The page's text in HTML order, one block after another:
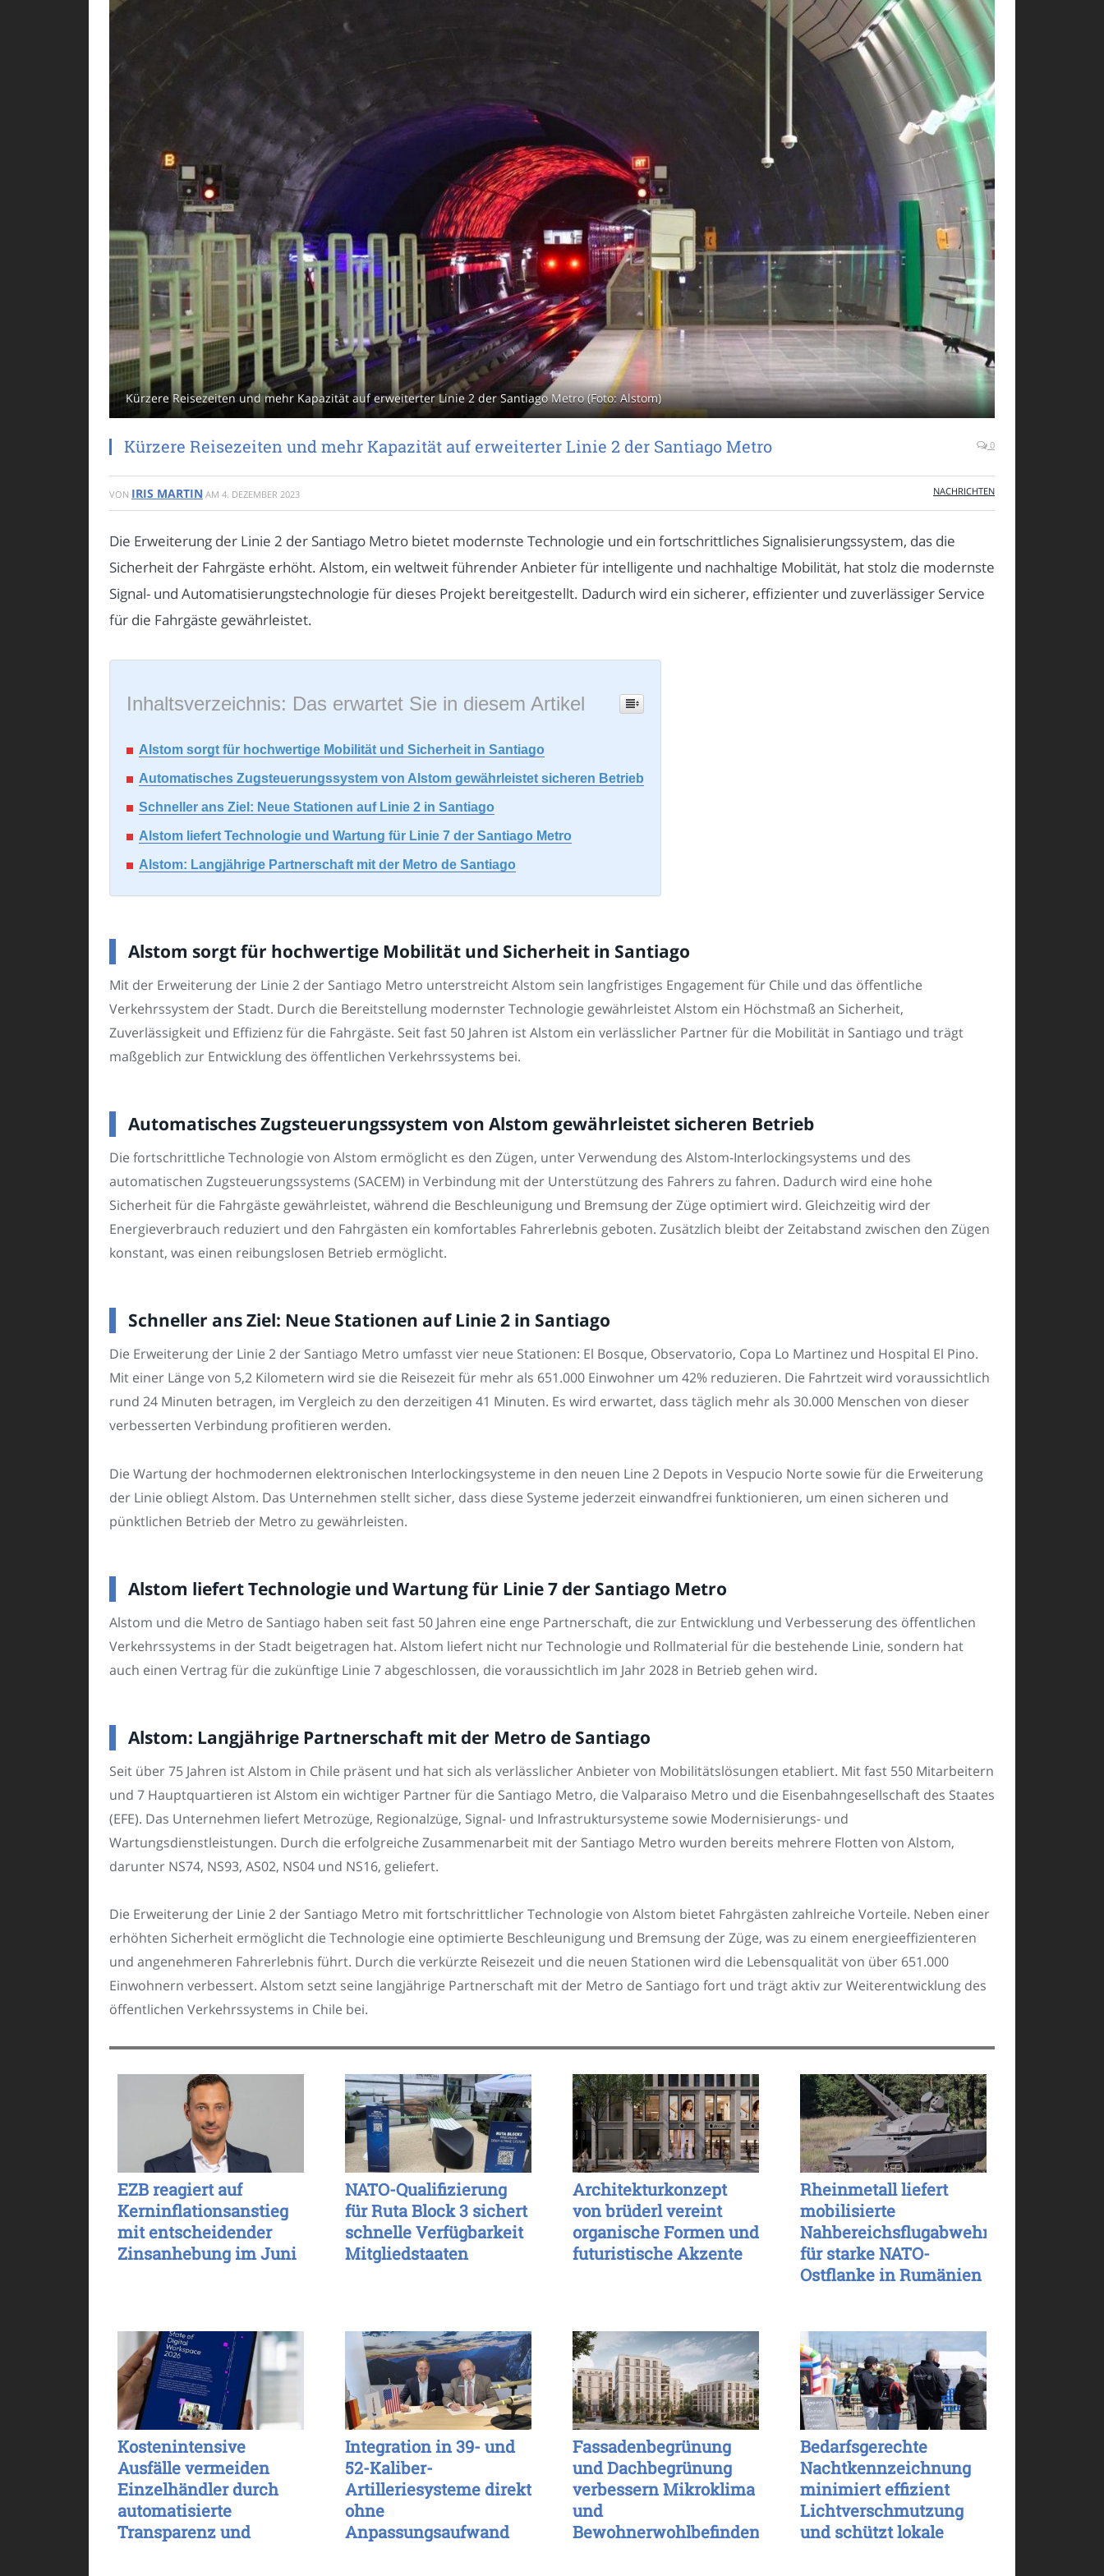
Kürzere Reisezeiten und mehr Kapazität auf erweiterter Linie 2 der Santiago Metro (Foto: Alstom)
Kürzere Reisezeiten und mehr Kapazität auf erweiterter Linie 2 der Santiago Metro 0
VON IRIS MARTIN AM 4. DEZEMBER 2023 NACHRICHTEN
Die Erweiterung der Linie 2 der Santiago Metro bietet modernste Technologie und ein fortschrittliches Signalisierungssystem, das die
Sicherheit der Fahrgäste erhöht. Alstom, ein weltweit führender Anbieter für intelligente und nachhaltige Mobilität, hat stolz die modernste
Signal- und Automatisierungstechnologie für dieses Projekt bereitgestellt. Dadurch wird ein sicherer, effizienter und zuverlässiger Service
für die Fahrgäste gewährleistet.
Inhaltsverzeichnis: Das erwartet Sie in diesem Artikel
Alstom sorgt für hochwertige Mobilität und Sicherheit in Santiago
Automatisches Zugsteuerungssystem von Alstom gewährleistet sicheren Betrieb
Schneller ans Ziel: Neue Stationen auf Linie 2 in Santiago
Alstom liefert Technologie und Wartung für Linie 7 der Santiago Metro
Alstom: Langjährige Partnerschaft mit der Metro de Santiago
Alstom sorgt für hochwertige Mobilität und Sicherheit in Santiago
Mit der Erweiterung der Linie 2 der Santiago Metro unterstreicht Alstom sein langfristiges Engagement für Chile und das öffentliche
Verkehrssystem der Stadt. Durch die Bereitstellung modernster Technologie gewährleistet Alstom ein Höchstmaß an Sicherheit,
Zuverlässigkeit und Effizienz für die Fahrgäste. Seit fast 50 Jahren ist Alstom ein verlässlicher Partner für die Mobilität in Santiago und trägt
maßgeblich zur Entwicklung des öffentlichen Verkehrssystems bei.
Automatisches Zugsteuerungssystem von Alstom gewährleistet sicheren Betrieb
Die fortschrittliche Technologie von Alstom ermöglicht es den Zügen, unter Verwendung des Alstom-Interlockingsystems und des
automatischen Zugsteuerungssystems (SACEM) in Verbindung mit der Unterstützung des Fahrers zu fahren. Dadurch wird eine hohe
Sicherheit für die Fahrgäste gewährleistet, während die Beschleunigung und Bremsung der Züge optimiert wird. Gleichzeitig wird der
Energieverbrauch reduziert und den Fahrgästen ein komfortables Fahrerlebnis geboten. Zusätzlich bleibt der Zeitabstand zwischen den Zügen
konstant, was einen reibungslosen Betrieb ermöglicht.
Schneller ans Ziel: Neue Stationen auf Linie 2 in Santiago
Die Erweiterung der Linie 2 der Santiago Metro umfasst vier neue Stationen: El Bosque, Observatorio, Copa Lo Martinez und Hospital El Pino.
Mit einer Länge von 5,2 Kilometern wird sie die Reisezeit für mehr als 651.000 Einwohner um 42% reduzieren. Die Fahrtzeit wird voraussichtlich
rund 24 Minuten betragen, im Vergleich zu den derzeitigen 41 Minuten. Es wird erwartet, dass täglich mehr als 30.000 Menschen von dieser
verbesserten Verbindung profitieren werden.
Die Wartung der hochmodernen elektronischen Interlockingsysteme in den neuen Line 2 Depots in Vespucio Norte sowie für die Erweiterung
der Linie obliegt Alstom. Das Unternehmen stellt sicher, dass diese Systeme jederzeit einwandfrei funktionieren, um einen sicheren und
pünktlichen Betrieb der Metro zu gewährleisten.
Alstom liefert Technologie und Wartung für Linie 7 der Santiago Metro
Alstom und die Metro de Santiago haben seit fast 50 Jahren eine enge Partnerschaft, die zur Entwicklung und Verbesserung des öffentlichen
Verkehrssystems in der Stadt beigetragen hat. Alstom liefert nicht nur Technologie und Rollmaterial für die bestehende Linie, sondern hat
auch einen Vertrag für die zukünftige Linie 7 abgeschlossen, die voraussichtlich im Jahr 2028 in Betrieb gehen wird.
Alstom: Langjährige Partnerschaft mit der Metro de Santiago
Seit über 75 Jahren ist Alstom in Chile präsent und hat sich als verlässlicher Anbieter von Mobilitätslösungen etabliert. Mit fast 550 Mitarbeitern
und 7 Hauptquartieren ist Alstom ein wichtiger Partner für die Santiago Metro, die Valparaiso Metro und die Eisenbahngesellschaft des Staates
(EFE). Das Unternehmen liefert Metrozüge, Regionalzüge, Signal- und Infrastruktursysteme sowie Modernisierungs- und
Wartungsdienstleistungen. Durch die erfolgreiche Zusammenarbeit mit der Santiago Metro wurden bereits mehrere Flotten von Alstom,
darunter NS74, NS93, AS02, NS04 und NS16, geliefert.
Die Erweiterung der Linie 2 der Santiago Metro mit fortschrittlicher Technologie von Alstom bietet Fahrgästen zahlreiche Vorteile. Neben einer
erhöhten Sicherheit ermöglicht die Technologie eine optimierte Beschleunigung und Bremsung der Züge, was zu einem energieeffizienteren
und angenehmeren Fahrerlebnis führt. Durch die verkürzte Reisezeit und die neuen Stationen wird die Lebensqualität von über 651.000
Einwohnern verbessert. Alstom setzt seine langjährige Partnerschaft mit der Metro de Santiago fort und trägt aktiv zur Weiterentwicklung des
öffentlichen Verkehrssystems in Chile bei.
EZB reagiert auf
Kerninflationsanstieg
mit entscheidender
Zinsanhebung im Juni
NATO-Qualifizierung
für Ruta Block 3 sichert
schnelle Verfügbarkeit
Mitgliedstaaten
Architekturkonzept
von brüderl vereint
organische Formen und
futuristische Akzente
Rheinmetall liefert
mobilisierte
Nahbereichsflugabwehr
für starke NATO-
Ostflanke in Rumänien
Kostenintensive
Ausfälle vermeiden
Einzelhändler durch
automatisierte
Transparenz und
Integration in 39- und
52-Kaliber-
Artilleriesysteme direkt
ohne
Anpassungsaufwand
Fassadenbegrünung
und Dachbegrünung
verbessern Mikroklima
und
Bewohnerwohlbefinden
Bedarfsgerechte
Nachtkennzeichnung
minimiert effizient
Lichtverschmutzung
und schützt lokale